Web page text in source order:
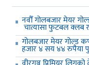
नवौँ गोलबजार मेयर
चात्यासा फुटबल क्लब
गोलबजार मेयर गोल्ड
हजार ४ सय ४४ रुपैया